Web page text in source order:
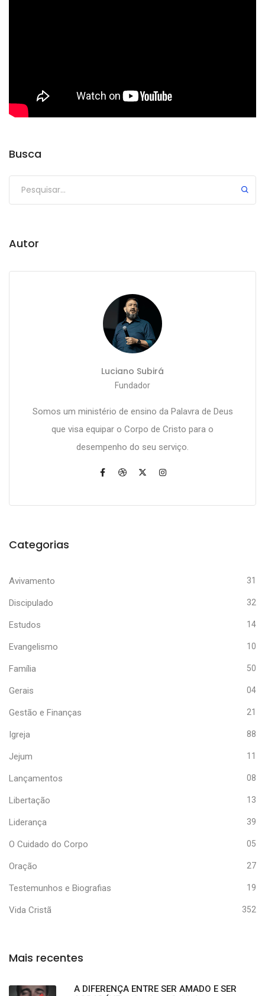
Busca
Autor
Luciano Subirá
Fundador
Somos um ministério de ensino da Palavra de Deus
que visa equipar o Corpo de Cristo para o
desempenho do seu serviço.
Categorias
Avivamento 31
Discipulado 32
Estudos 14
Evangelismo 10
Família 50
Gerais 04
Gestão e Finanças 21
Igreja 88
Jejum 11
Lançamentos 08
Libertação 13
Liderança 39
O Cuidado do Corpo 05
Oração 27
Testemunhos e Biografias 19
Vida Cristã 352
Mais recentes
A DIFERENÇA ENTRE SER AMADO E SER